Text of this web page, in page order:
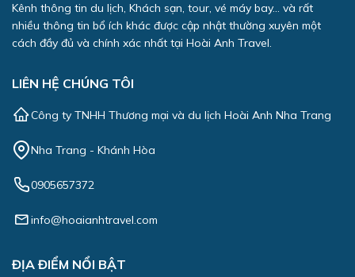
Kênh thông tin du lịch, Khách sạn, tour, vé máy bay... và rất
nhiều thông tin bổ ích khác được cập nhật thường xuyên một
cách đầy đủ và chính xác nhất tại Hoài Anh Travel.
ĐỊA ĐIỂM NỔI BẬT
LIÊN HỆ CHÚNG TÔI
Công ty TNHH Thương mại và du lịch Hoài Anh Nha Trang
Nha Trang - Khánh Hòa
0905657372
info@hoaianhtravel.com